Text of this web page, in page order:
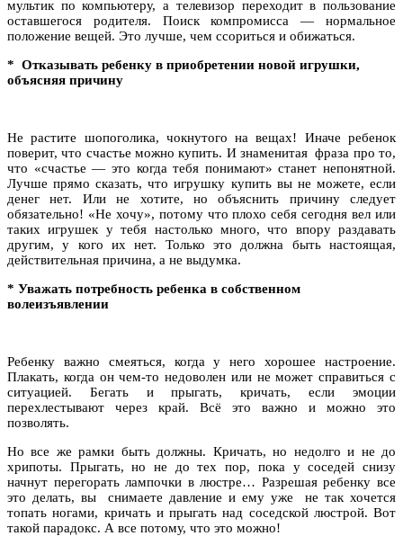
мультик по компьютеру, а телевизор переходит в пользование
оставшегося родителя. Поиск компромисса — нормальное
положение вещей. Это лучше, чем ссориться и обижаться.
* Отказывать ребенку в приобретении новой игрушки,
объясняя причину
Не растите шопоголика, чокнутого на вещах! Иначе ребенок
поверит, что счастье можно купить. И знаменитая фраза про то,
что «счастье — это когда тебя понимают» станет непонятной.
Лучше прямо сказать, что игрушку купить вы не можете, если
денег нет. Или не хотите, но объяснить причину следует
обязательно! «Не хочу», потому что плохо себя сегодня вел или
таких игрушек у тебя настолько много, что впору раздавать
другим, у кого их нет. Только это должна быть настоящая,
действительная причина, а не выдумка.
* Уважать потребность ребенка в собственном
волеизъявлении
Ребенку важно смеяться, когда у него хорошее настроение.
Плакать, когда он чем-то недоволен или не может справиться с
ситуацией. Бегать и прыгать, кричать, если эмоции
перехлестывают через край. Всё это важно и можно это
позволять.
Но все же рамки быть должны. Кричать, но недолго и не до
хрипоты. Прыгать, но не до тех пор, пока у соседей снизу
начнут перегорать лампочки в люстре… Разрешая ребенку все
это делать, вы снимаете давление и ему уже не так хочется
топать ногами, кричать и прыгать над соседской люстрой. Вот
такой парадокс. А все потому, что это можно!